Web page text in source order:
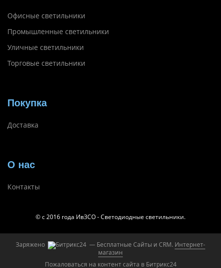
Офисные светильники
Промышленные светильники
Уличные светильники
Торговые светильники
Покупка
Доставка
О нас
Контакты
© с 2016 года ИвЗСО - Светодиодные светильники.
Заряжено — Бесплатные Сайты и CRM. Интернет-
магазин
Пожаловаться на контент cайта в Битрикс24